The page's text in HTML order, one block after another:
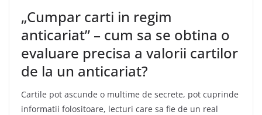
„Cumpar carti in regim
anticariat” – cum sa se obtina o
evaluare precisa a valorii cartilor
de la un anticariat?
Cartile pot ascunde o multime de secrete, pot cuprinde
informatii folositoare, lecturi care sa fie de un real